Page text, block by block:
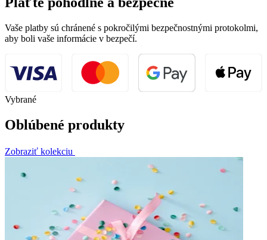
Vaše platby sú chránené s pokročilými bezpečnostnými protokolmi,
aby boli vaše informácie v bezpečí.
Vybrané
Oblúbené produkty
Zobraziť kolekciu